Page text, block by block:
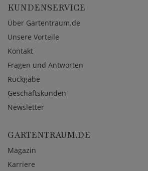
KUNDENSERVICE
Über Gartentraum.de
Unsere Vorteile
Kontakt
Fragen und Antworten
Rückgabe
Geschäftskunden
Newsletter
GARTENTRAUM.DE
Magazin
Karriere